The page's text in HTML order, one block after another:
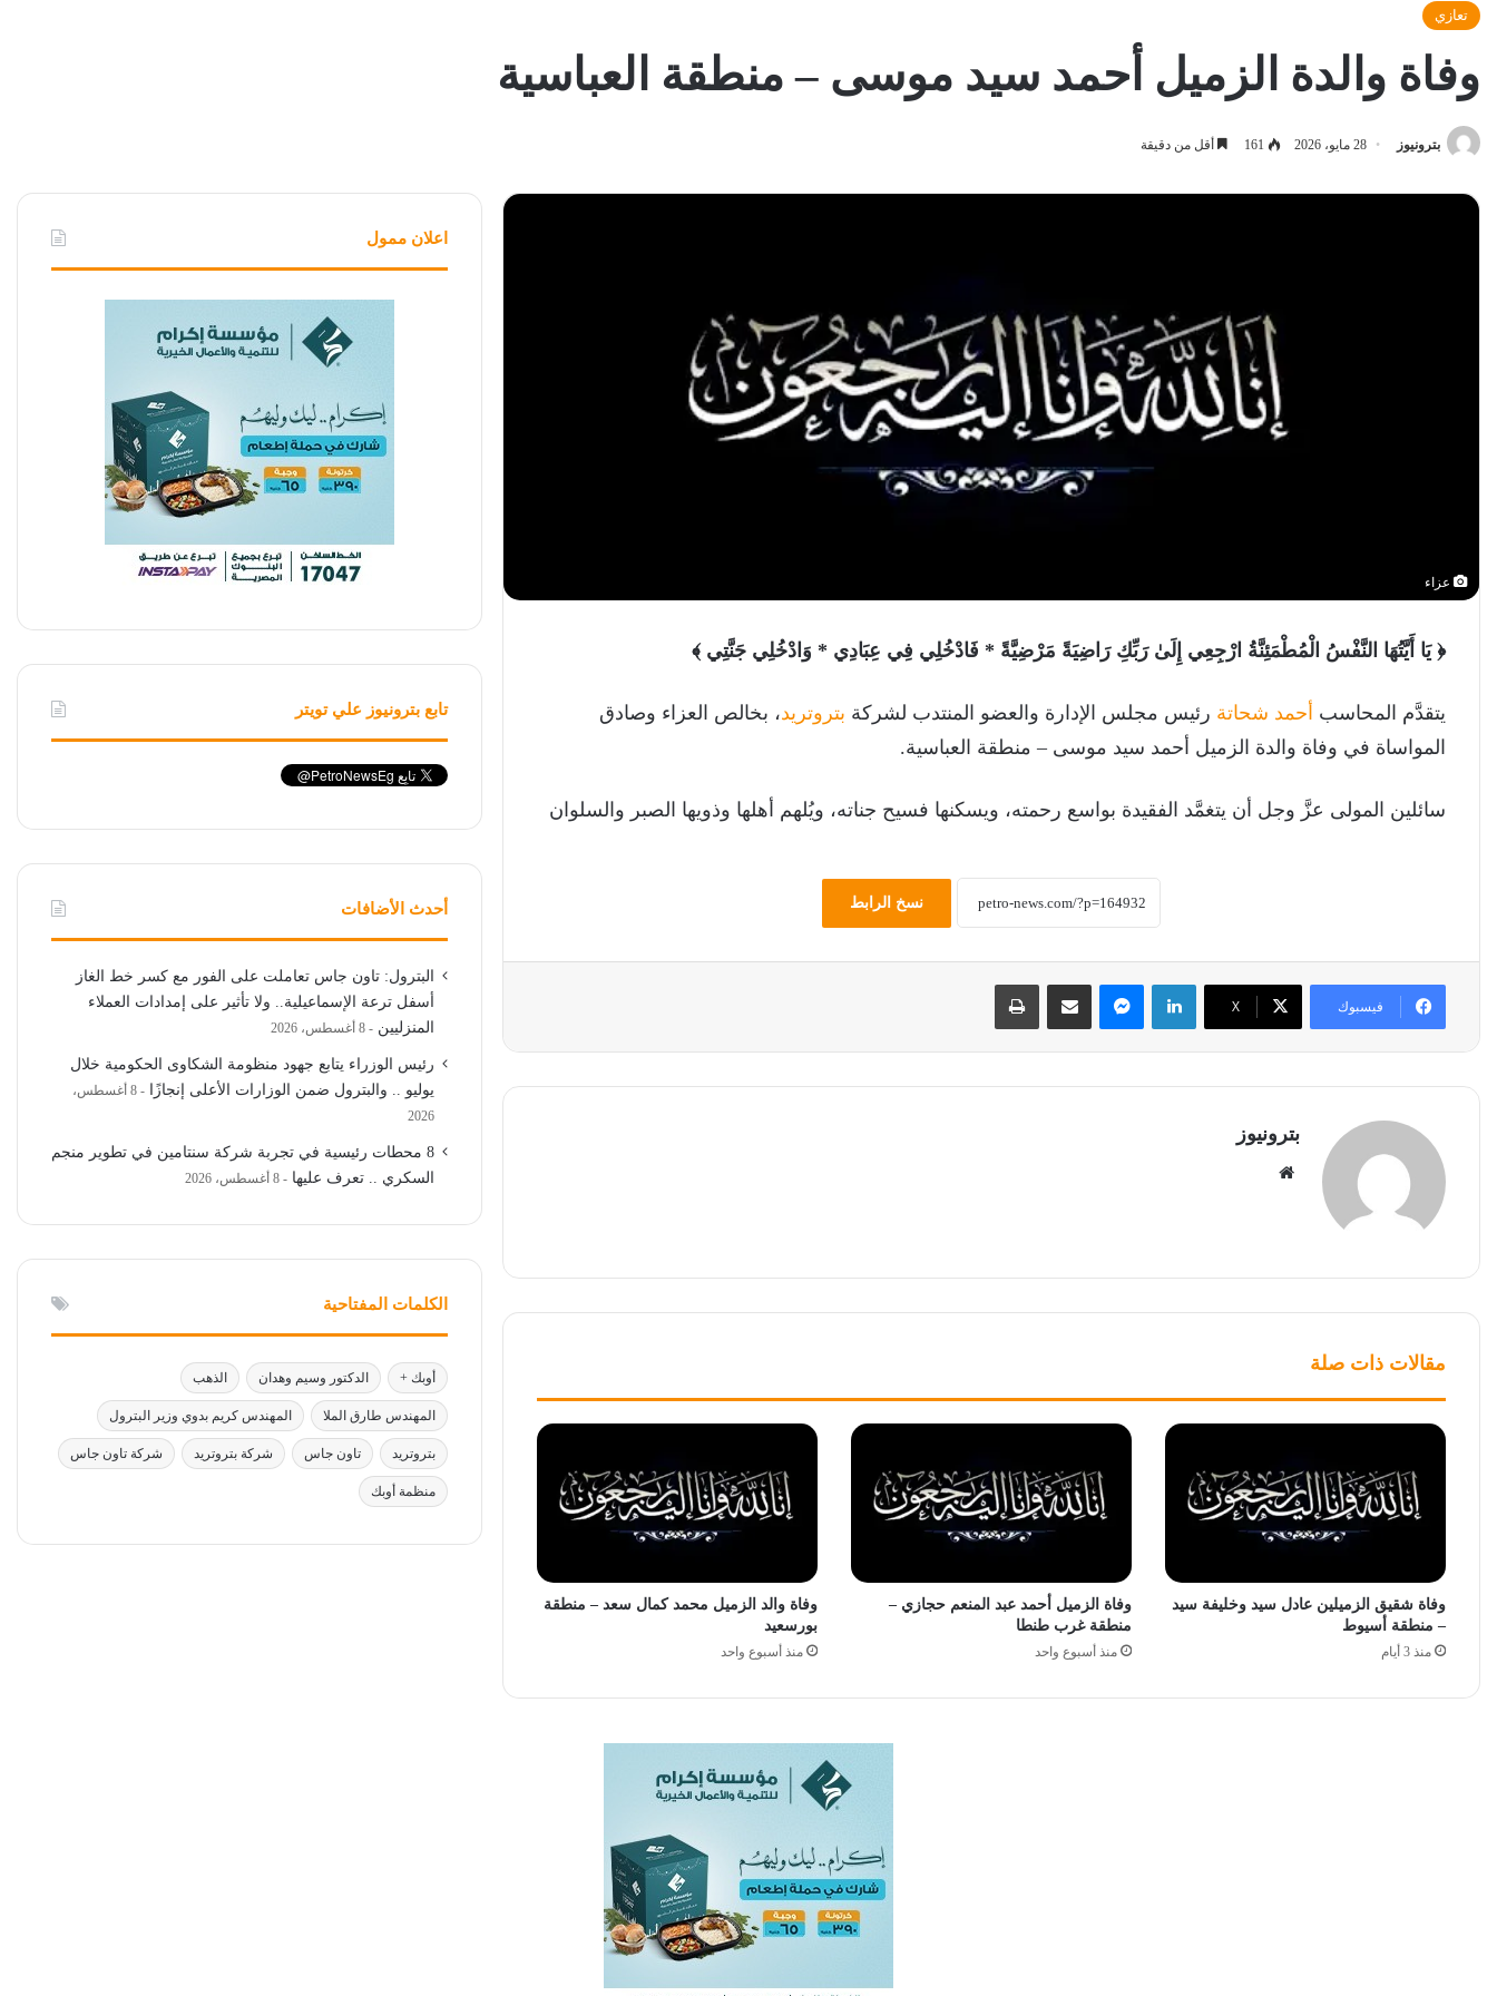
تعازي
وفاة والدة الزميل أحمد سيد موسى – منطقة العباسية
بترونيوز 28 مايو، 2026 161 أقل من دقيقة
عزاء
﴿ يَا أَيَّتُهَا النَّفْسُ الْمُطْمَئِنَّةُ ارْجِعِي إِلَىٰ رَبِّكِ رَاضِيَةً مَرْضِيَّةً * فَادْخُلِي فِي عِبَادِي * وَادْخُلِي جَنَّتِي ﴾
يتقدَّم المحاسب أحمد شحاتة رئيس مجلس الإدارة والعضو المنتدب لشركة بتروتريد، بخالص العزاء وصادق
المواساة في وفاة والدة الزميل أحمد سيد موسى – منطقة العباسية.
سائلين المولى عزَّ وجل أن يتغمَّد الفقيدة بواسع رحمته، ويسكنها فسيح جناته، ويُلهم أهلها وذويها الصبر والسلوان
نسخ الرابط
فيسبوك ‫X
لينكدإن ماسنجر مشاركة عبر البريد طباعة
بترونيوز
مقالات ذات صلة
وفاة شقيق الزميلين عادل سيد وخليفة سيد
– منطقة أسيوط
منذ 3 أيام
وفاة الزميل أحمد عبد المنعم حجازي –
منطقة غرب طنطا
منذ أسبوع واحد
وفاة والد الزميل محمد كمال سعد – منطقة
بورسعيد
منذ أسبوع واحد
اعلان ممول
تابع بترونيوز علي تويتر
أحدث الأضافات
البترول: تاون جاس تعاملت على الفور مع كسر خط الغاز
أسفل ترعة الإسماعيلية.. ولا تأثير على إمدادات العملاء
المنزليين
8 أغسطس، 2026
رئيس الوزراء يتابع جهود منظومة الشكاوى الحكومية خلال
يوليو .. والبترول ضمن الوزارات الأعلى إنجازًا
8 أغسطس،
2026
8 محطات رئيسية في تجربة شركة سنتامين في تطوير منجم
السكري .. تعرف عليها
8 أغسطس، 2026
الكلمات المفتاحية
أوبك + الدكتور وسيم وهدان الذهب
المهندس طارق الملا المهندس كريم بدوي وزير البترول
بتروتريد تاون جاس شركة بتروتريد شركة تاون جاس
منظمة أوبك